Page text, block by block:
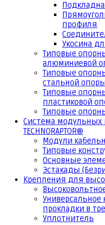
профиля
Укосина
Типовые
алюминиевой
Типовые
стальной опоры
Типовые
пластиковой
Типовые
Система модульных
TECHNORAPTOR®
Модули
Типовые
Основные
Эстакады
Крепления для
прокладки в
Уплотнитель